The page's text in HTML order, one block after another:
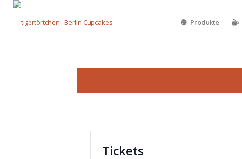
Produkte
Tickets